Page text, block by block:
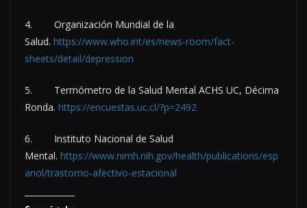
4. Organización Mundial de la
Salud. https://www.who.int/es/news-room/fact-
sheets/detail/depression
5. Termómetro de la Salud Mental ACHS UC, Décima
Ronda. https://encuestas.uc.cl/?p=2492
6. Instituto Nacional de Salud
Mental. https://www.nimh.nih.gov/health/publications/esp
anol/trastorno-afectivo-estacional